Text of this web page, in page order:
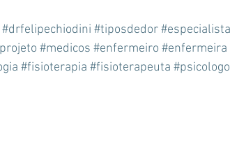
#drfelipechiodini #tiposdedor#especialista
#medicos #enfermeiro #enfermeira
#fisioterapia #fisioterapeuta #psicologo